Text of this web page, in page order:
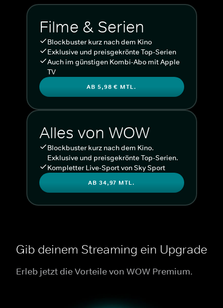
Filme & Serien
Blockbuster kurz nach dem Kino
Exklusive und preisgekrönte Top-Serien
Auch im günstigen Kombi-Abo mit Apple
TV
AB 5,98 € MTL.
Alles von WOW
Blockbuster kurz nach dem Kino.
Exklusive und preisgekrönte Top-Serien.
Kompletter Live-Sport von Sky Sport
AB 34,97 MTL.
Gib deinem Streaming ein Upgrade
Erleb jetzt die Vorteile von WOW Premium.